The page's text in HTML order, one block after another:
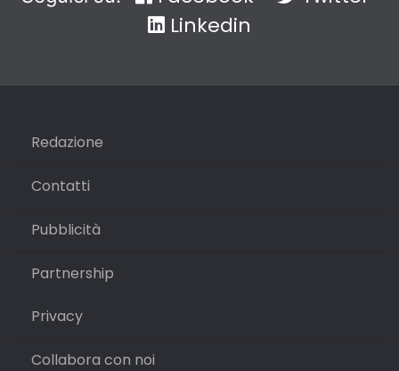
Linkedin
Redazione
Contatti
Pubblicità
Partnership
Privacy
Collabora con noi